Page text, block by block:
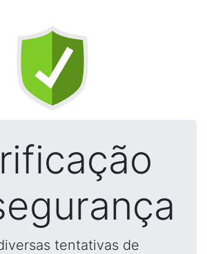
tentativas de